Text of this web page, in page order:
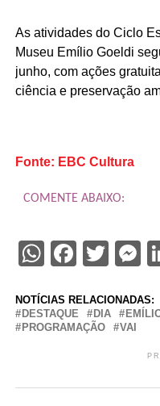
As atividades do Ciclo
Museu Emílio Goeldi
junho, com ações
ciência e preservação
Fonte: EBC Cultura
COMENTE ABAIXO:
WhatsApp
NOTÍCIAS RELACIONADAS:
DESTAQUE
DIA
PROGRAMAÇÃO
VAI